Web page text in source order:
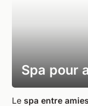
Spa pour
Le spa entre amies